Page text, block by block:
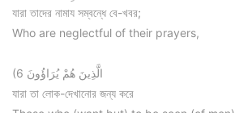
যারা তাদের নামায সম্বন্ধে বে-খবর;
Who are neglectful of their prayers,
(6 الَّذِينَ هُمْ يُرَاؤُونَ
যারা তা লোক-দেখানোর জন্য করে